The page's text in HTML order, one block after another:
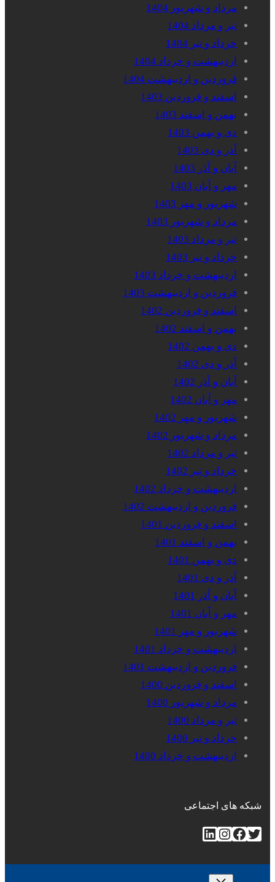
مرداد و شهریور 1404
تیر و مرداد 1404
خرداد و تیر 1404
اردیبهشت و خرداد 1404
فروردین و اردیبهشت 1404
اسفند و فروردین 1403
بهمن و اسفند 1403
دی و بهمن 1403
آذر و دی 1403
آبان و آذر 1403
مهر و آبان 1403
شهریور و مهر 1403
مرداد و شهریور 1403
تیر و مرداد 1403
خرداد و تیر 1403
اردیبهشت و خرداد 1403
فروردین و اردیبهشت 1403
اسفند و فروردین 1402
بهمن و اسفند 1402
دی و بهمن 1402
آذر و دی 1402
آبان و آذر 1402
مهر و آبان 1402
شهریور و مهر 1402
مرداد و شهریور 1402
تیر و مرداد 1402
خرداد و تیر 1402
اردیبهشت و خرداد 1402
فروردین و اردیبهشت 1402
اسفند و فروردین 1401
بهمن و اسفند 1401
دی و بهمن 1401
آذر و دی 1401
آبان و آذر 1401
مهر و آبان 1401
شهریور و مهر 1401
اردیبهشت و خرداد 1401
فروردین و اردیبهشت 1401
اسفند و فروردین 1400
مرداد و شهریور 1400
تیر و مرداد 1400
خرداد و تیر 1400
اردیبهشت و خرداد 1400
شبکه های اجتماعی
توییتر فیس‌بوکاینستاگرم لینکداین